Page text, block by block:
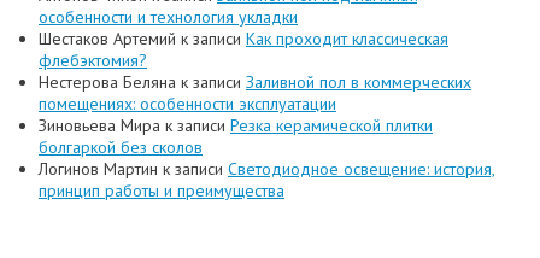
особенности и технология укладки
Шестаков Артемий к записи Как проходит классическая
флебэктомия?
Нестерова Беляна к записи Заливной пол в коммерческих
помещениях: особенности эксплуатации
Зиновьева Мира к записи Резка керамической плитки
болгаркой без сколов
Логинов Мартин к записи Светодиодное освещение: история,
принцип работы и преимущества